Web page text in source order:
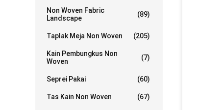
Non Woven Fabric
Landscape
(89)
Taplak Meja Non Woven (205)
Kain Pembungkus Non
Woven
(7)
Seprei Pakai (60)
Tas Kain Non Woven (67)